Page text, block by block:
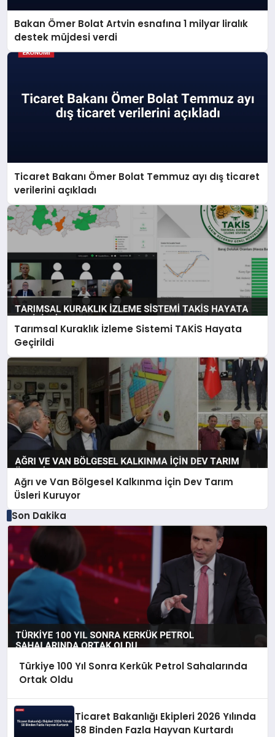
Bakan Ömer Bolat Artvin esnafına 1 milyar liralık
destek müjdesi verdi
Ticaret Bakanı Ömer Bolat Temmuz ayı dış ticaret
verilerini açıkladı
Tarımsal Kuraklık İzleme Sistemi TAKİS Hayata
Geçirildi
Ağrı ve Van Bölgesel Kalkınma İçin Dev Tarım
Üsleri Kuruyor
Son Dakika
Türkiye 100 Yıl Sonra Kerkük Petrol Sahalarında
Ortak Oldu
Ticaret Bakanlığı Ekipleri 2026 Yılında
58 Binden Fazla Hayvan Kurtardı